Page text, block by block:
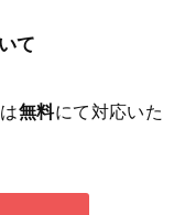
て
無料にて対応いた